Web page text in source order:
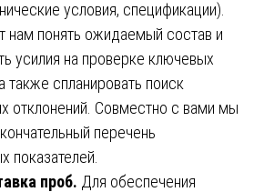
условия, спецификации).
нам понять ожидаемый состав и
усилия на проверке ключевых
также спланировать поиск
отклонений. Совместно с вами мы
перечень
показателей.
проб. Для обеспечения